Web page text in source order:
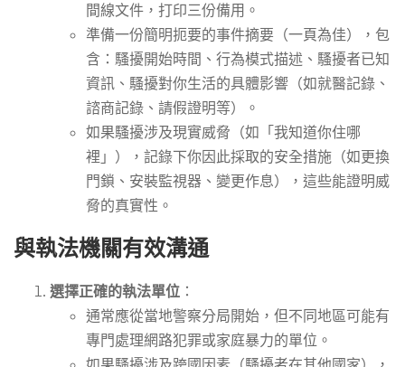
間線文件，打印三份備用。
準備一份簡明扼要的事件摘要（一頁為佳），包
含：騷擾開始時間、行為模式描述、騷擾者已知
資訊、騷擾對你生活的具體影響（如就醫記錄、
諮商記錄、請假證明等）。
如果騷擾涉及現實威脅（如「我知道你住哪
裡」），記錄下你因此採取的安全措施（如更換
門鎖、安裝監視器、變更作息），這些能證明威
脅的真實性。
與執法機關有效溝通
選擇正確的執法單位 ：
通常應從當地警察分局開始，但不同地區可能有
專門處理網路犯罪或家庭暴力的單位。